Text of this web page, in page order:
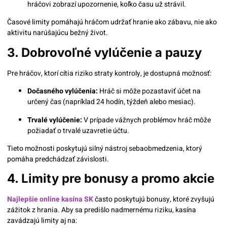
hráčovi zobrazí upozornenie, koľko času už strávil.
Časové limity pomáhajú hráčom udržať hranie ako zábavu, nie ako
aktivitu narúšajúcu bežný život.
3. Dobrovoľné vylúčenie a pauzy
Pre hráčov, ktorí cítia riziko straty kontroly, je dostupná možnosť:
Dočasného vylúčenia: Hráč si môže pozastaviť účet na
určený čas (napríklad 24 hodín, týždeň alebo mesiac).
Trvalé vylúčenie:V prípade vážnych problémov hráč môže
požiadať o trvalé uzavretie účtu.
Tieto možnosti poskytujú silný nástroj sebaobmedzenia, ktorý
pomáha predchádzať závislosti.
4. Limity pre bonusy a promo akcie
Najlepšie online kasína SKčasto poskytujú bonusy, ktoré zvyšujú
zážitok z hrania. Aby sa predišlo nadmernému riziku, kasína
zavádzajú limity aj na: